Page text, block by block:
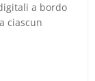
a bordo
ciascun